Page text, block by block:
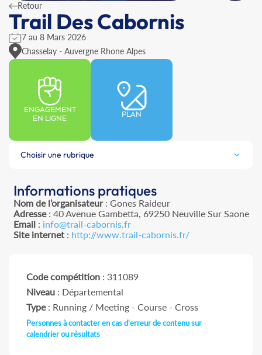
Retour
Trail Des Cabornis
7 au 8 Mars 2026
Chasselay - Auvergne Rhone Alpes
ENGAGEMENT
EN LIGNE
PLAN
Choisir une rubrique
Informations pratiques
Nom de l’organisateur: Gones Raideur
Adresse: 40 Avenue Gambetta, 69250 Neuville Sur Saone
Email: info@trail-cabornis.fr
Site internet: http://www.trail-cabornis.fr/
Code compétition : 311089
Niveau : Départemental
Type: Running / Meeting - Course - Cross
Personnes à contacter en cas d'erreur de contenu sur
calendrier ou résultats